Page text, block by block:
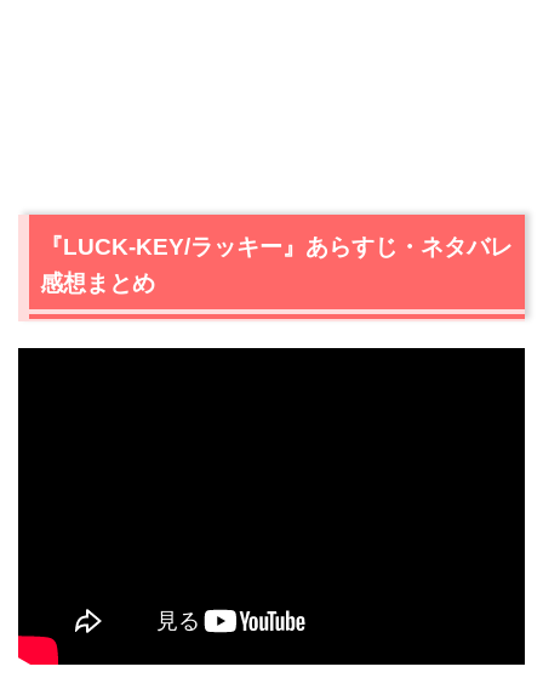
『LUCK-KEY/ラッキー』あらすじ・ネタバレ
感想まとめ